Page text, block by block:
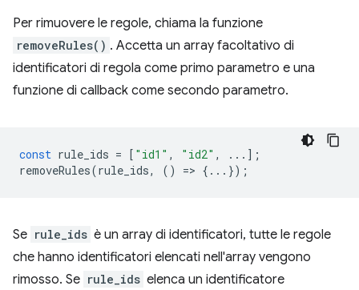
Per rimuovere le regole, chiama la funzione
removeRules() . Accetta un array facoltativo di
identificatori di regola come primo parametro e una
funzione di callback come secondo parametro.
const rule_ids = [ "id1" , "id2" ,
...];
removeRules(rule_ids, () => {...});
Se rule_ids è un array di identificatori, tutte le regole
che hanno identificatori elencati nell'array vengono
rimosso. Se rule_ids elenca un identificatore